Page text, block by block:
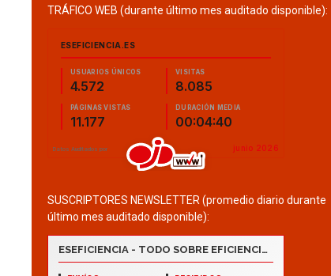
TRÁFICO WEB (durante último mes auditado disponible):
SUSCRIPTORES NEWSLETTER (promedio diario durante
último mes auditado disponible):